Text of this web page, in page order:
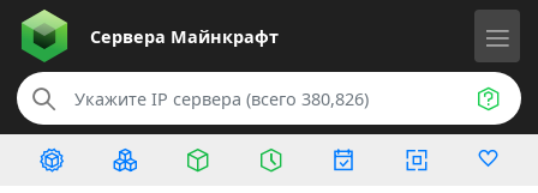
Сервера Майнкрафт